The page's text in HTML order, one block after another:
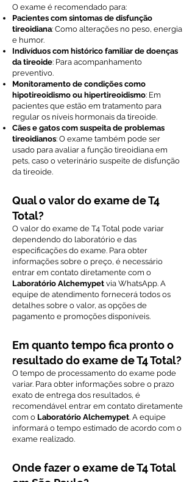
O exame é recomendado para:
Pacientes com sintomas de disfunção
tireoidiana: Como alterações no peso, energia
e humor.
Indivíduos com histórico familiar de doenças
da tireoide: Para acompanhamento
preventivo.
Monitoramento de condições como
hipotireoidismo ou hipertireoidismo: Em
pacientes que estão em tratamento para
regular os níveis hormonais da tireoide.
Cães e gatos com suspeita de problemas
tireoidianos: O exame também pode ser
usado para avaliar a função tireoidiana em
pets, caso o veterinário suspeite de disfunção
da tireoide.
Qual o valor do exame de T4
Total?
O valor do exame de T4 Total pode variar
dependendo do laboratório e das
especificações do exame. Para obter
informações sobre o preço, é necessário
entrar em contato diretamente com o
Laboratório Alchemypet via WhatsApp. A
equipe de atendimento fornecerá todos os
detalhes sobre o valor, as opções de
pagamento e promoções disponíveis.
Em quanto tempo fica pronto o
resultado do exame de T4 Total?
O tempo de processamento do exame pode
variar. Para obter informações sobre o prazo
exato de entrega dos resultados, é
recomendável entrar em contato diretamente
com o Laboratório Alchemypet. A equipe
informará o tempo estimado de acordo com o
exame realizado.
Onde fazer o exame de T4 Total